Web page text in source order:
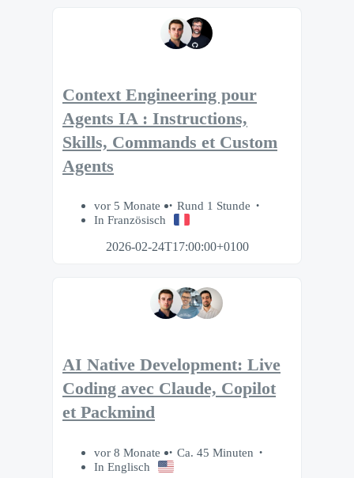
Context Engineering pour
Agents IA : Instructions,
Skills, Commands et Custom
Agents
vor 5 Monate
Rund 1 Stunde
In Französisch
2026-02-24T17:00:00+0100
AI Native Development: Live
Coding avec Claude, Copilot
et Packmind
vor 8 Monate
Ca. 45 Minuten
In Englisch